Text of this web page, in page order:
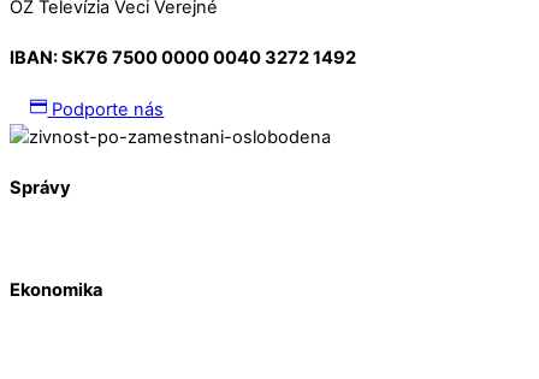
OZ Televízia Veci Verejné
IBAN:SK76 7500 0000 0040 3272 1492
Podporte nás
Správy
Ekonomika